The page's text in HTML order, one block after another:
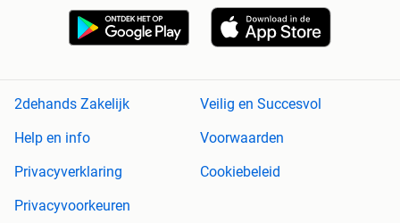
2dehands Zakelijk
Veilig en Succesvol
Help en info
Voorwaarden
Privacyverklaring
Cookiebeleid
Privacyvoorkeuren